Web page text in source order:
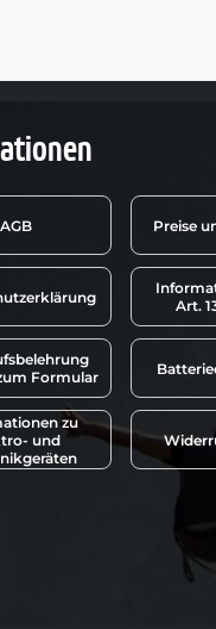
AGB Preise
Art.
Formular
zu
und